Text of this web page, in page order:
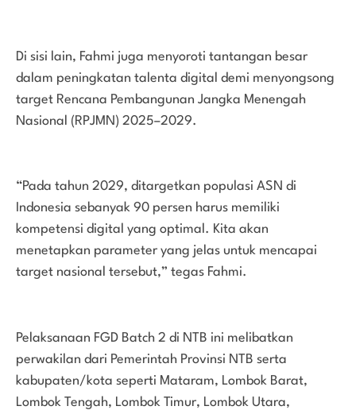
Di sisi lain, Fahmi juga menyoroti tantangan besar
dalam peningkatan talenta digital demi menyongsong
target Rencana Pembangunan Jangka Menengah
Nasional (RPJMN) 2025–2029.
“Pada tahun 2029, ditargetkan populasi ASN di
Indonesia sebanyak 90 persen harus memiliki
kompetensi digital yang optimal. Kita akan
menetapkan parameter yang jelas untuk mencapai
target nasional tersebut,” tegas Fahmi.
Pelaksanaan FGD Batch 2 di NTB ini melibatkan
perwakilan dari Pemerintah Provinsi NTB serta
kabupaten/kota seperti Mataram, Lombok Barat,
Lombok Tengah, Lombok Timur, Lombok Utara,